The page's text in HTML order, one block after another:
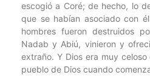
escogió a Coré; de hecho, lo
que se habían asociado con
hombres fueron destruidos
Nadab y Abiú, vinieron y
extraño. Y Dios era muy
pueblo de Dios cuando